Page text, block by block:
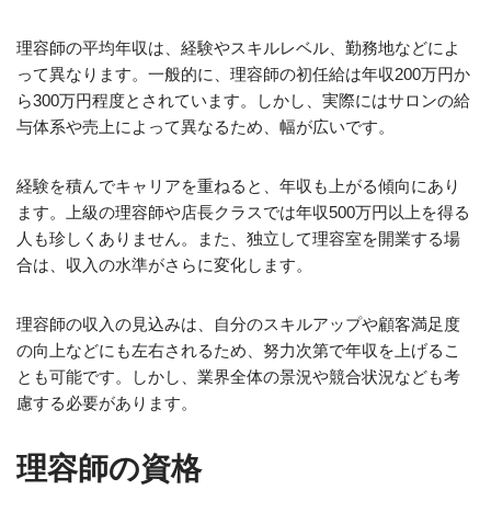
理容師の平均年収は、経験やスキルレベル、勤務地などによ
って異なります。一般的に、理容師の初任給は年収200万円か
ら300万円程度とされています。しかし、実際にはサロンの給
与体系や売上によって異なるため、幅が広いです。
経験を積んでキャリアを重ねると、年収も上がる傾向にあり
ます。上級の理容師や店長クラスでは年収500万円以上を得る
人も珍しくありません。また、独立して理容室を開業する場
合は、収入の水準がさらに変化します。
理容師の収入の見込みは、自分のスキルアップや顧客満足度
の向上などにも左右されるため、努力次第で年収を上げるこ
とも可能です。しかし、業界全体の景況や競合状況なども考
慮する必要があります。
理容師の資格